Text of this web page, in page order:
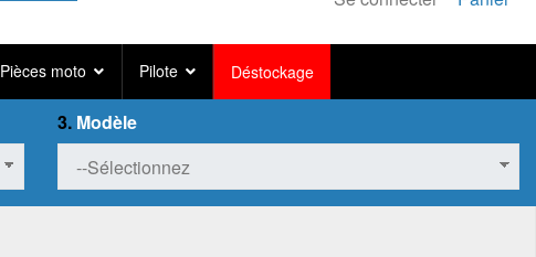
Pièces moto Pilote Déstockage
3.Modèle